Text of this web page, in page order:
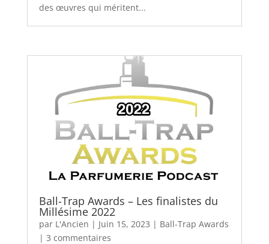
des œuvres qui méritent...
Ball-Trap Awards – Les finalistes du
Millésime 2022
par L'Ancien | Juin 15, 2023 | Ball-Trap Awards
| 3 commentaires